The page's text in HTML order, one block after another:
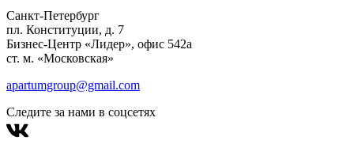
Санкт-Петербург
пл. Конституции, д. 7
Бизнес-Центр «Лидер», офис 542a
ст. м. «Московская»
apartumgroup@gmail.com
Следите за нами в соцсетях